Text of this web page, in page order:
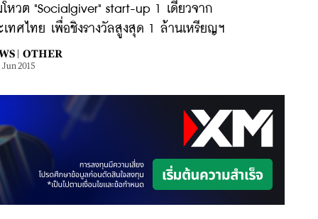
โหวต "Socialgiver" start-up 1 เดียวจาก
เทศไทย เพื่อชิงรางวัลสูงสุด 1 ล้านเหรียญฯ
| OTHER
Jun 2015